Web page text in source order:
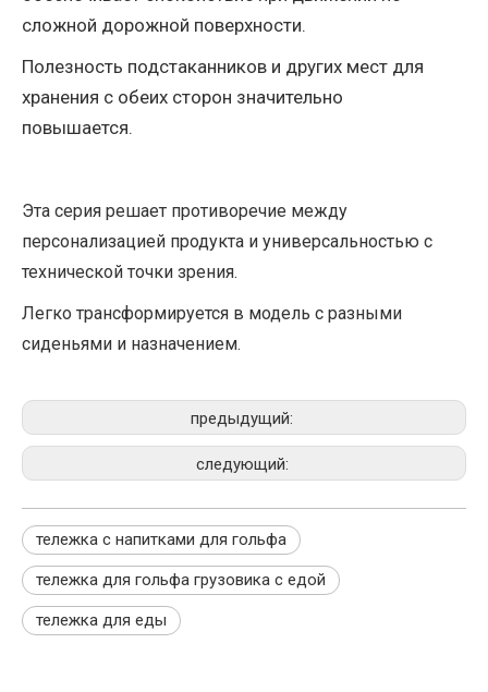
сложной дорожной поверхности.
Полезность подстаканников и других мест для
хранения с обеих сторон значительно
повышается.
Эта серия решает противоречие между
персонализацией продукта и универсальностью с
технической точки зрения.
Легко трансформируется в модель с разными
сиденьями и назначением.
предыдущий:
следующий:
тележка с напитками для гольфа
тележка для гольфа грузовика с едой
тележка для еды